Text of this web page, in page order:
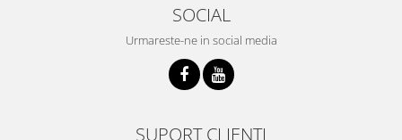
SOCIAL
Urmareste-ne in social media
SUPORT CLIENTI